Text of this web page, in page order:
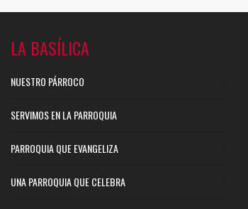
LA BASÍLICA
NUESTRO PÁRROCO
SERVIMOS EN LA PARROQUIA
PARROQUIA QUE EVANGELIZA
UNA PARROQUIA QUE CELEBRA